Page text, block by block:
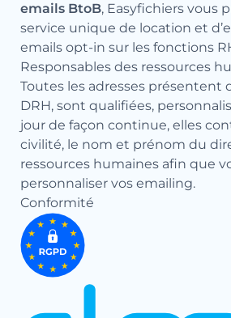
emails BtoB, Easyfichiers vous
service unique de location et
emails opt-in sur les fonctions
Responsables des ressources
Toutes les adresses présentent
DRH, sont qualifiées,
jour de façon continue, elles
civilité, le nom et prénom du
ressources humaines afin que
personnaliser vos emailing.
Conformité